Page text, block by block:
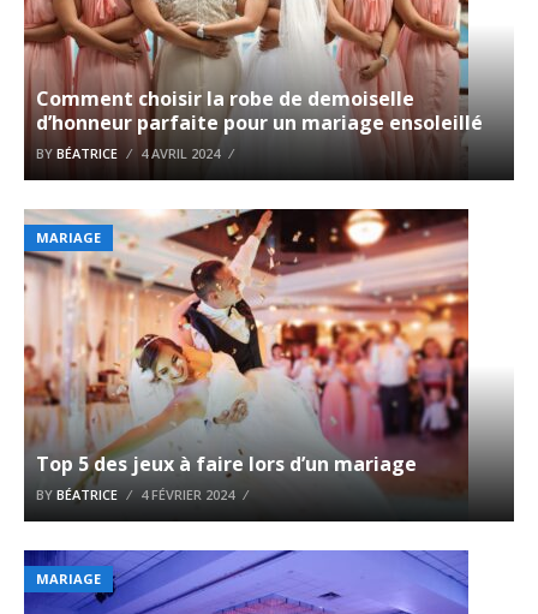
Comment choisir la robe de demoiselle
d’honneur parfaite pour un mariage ensoleillé
BY BÉATRICE 4 AVRIL 2024
MARIAGE
Top 5 des jeux à faire lors d’un mariage
BY BÉATRICE 4 FÉVRIER 2024
MARIAGE